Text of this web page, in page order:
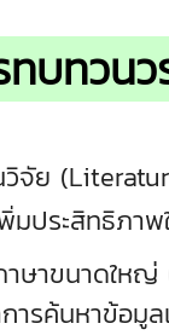
ทบทว
จัย
มประสิทธิภา
ภาษาขนาดใ
การค้นหาข้อมู